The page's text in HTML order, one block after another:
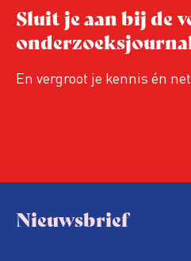
Sluit je aan bij de
En vergroot je kennis én
Nieuwsbrief